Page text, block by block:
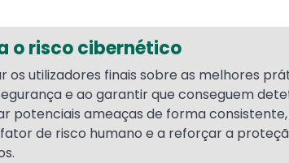
o risco cibernético
os utilizadores finais sobre as melhores
e ao garantir que conseguem
potenciais ameaças de forma
de risco humano e a reforçar a